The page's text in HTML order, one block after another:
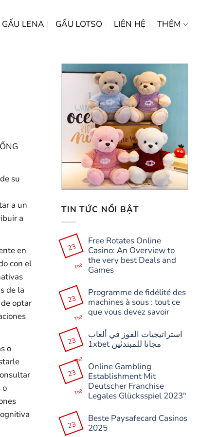
GẤU LENA GẤU LOTSO LIÊN HỆ THÊM
su
a un
a
en
con el
de la
optar
o
o
TIN TỨC NỔI BẬT
23
Th9
Free Rotates Online
Casino: An Overview to
the very best Deals and
Games
có
bình
luận
Free
Casino:
An
Overview
the
very
best
Deals
and
Games
23
Th9
Programme de fidélité des
machines à sous : tout ce
que vous devez savoir
bình
luận
de
fidélité
des
machines
à
sous
ce
que
vous
23
Th9
استراتيجيات الفوز في ألعاب
1xbet مجانا للمبتدئين
có
bình
luận
ở
استراتيجيات
الفوز
1xbet
مجانا
للمبتدئين
23
Th9
Online Gambling
Establishment Mit
Deutscher Franchise
Legales Glücksspiel 2023″
có
bình
luận
23
Beste Paysafecard Casinos
2025